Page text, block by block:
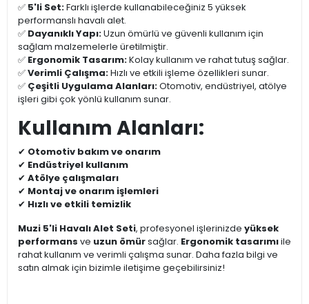
✅ 5'li Set:Farklı işlerde kullanabileceğiniz 5 yüksek
performanslı havalı alet.
✅ Dayanıklı Yapı:Uzun ömürlü ve güvenli kullanım için
sağlam malzemelerle üretilmiştir.
✅ Ergonomik Tasarım:Kolay kullanım ve rahat tutuş sağlar.
✅Verimli Çalışma:Hızlı ve etkili işleme özellikleri sunar.
✅ Çeşitli Uygulama Alanları:Otomotiv, endüstriyel, atölye
işleri gibi çok yönlü kullanım sunar.
Kullanım Alanları:
✔ Otomotiv bakım ve onarım
✔ Endüstriyel kullanım
✔ Atölye çalışmaları
✔ Montaj ve onarım işlemleri
✔ Hızlı ve etkili temizlik
Muzi 5'li Havalı Alet Seti, profesyonel işlerinizde yüksek
performans ve uzun ömürsağlar. Ergonomik tasarımıile
rahat kullanım ve verimli çalışma sunar. Daha fazla bilgi ve
satın almak için bizimle iletişime geçebilirsiniz!